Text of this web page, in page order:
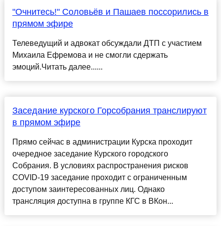
"Очнитесь!" Соловьёв и Пашаев поссорились в
прямом эфире
Телеведущий и адвокат обсуждали ДТП с участием
Михаила Ефремова и не смогли сдержать
эмоций.Читать далее......
Заседание курского Горсобрания транслируют
в прямом эфире
Прямо сейчас в администрации Курска проходит
очередное заседание Курского городского
Собрания. В условиях распространения рисков
COVID-19 заседание проходит с ограниченным
доступом заинтересованных лиц. Однако
трансляция доступна в группе КГС в ВКон...